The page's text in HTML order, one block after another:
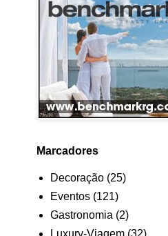
Marcadores
Decoração (25)
Eventos (121)
Gastronomia (2)